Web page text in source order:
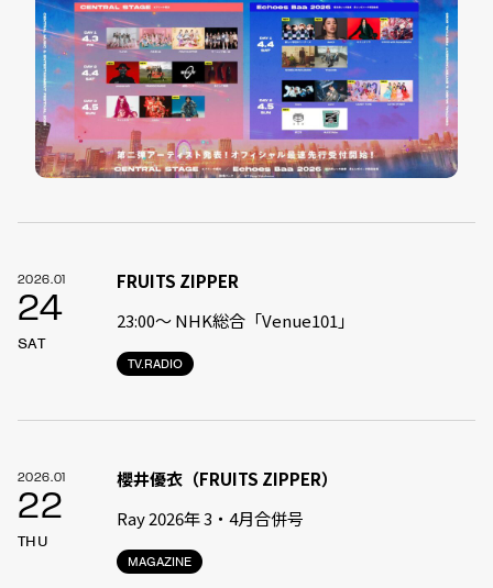
2026.01
24
SAT
TV.RADIO
FRUITS ZIPPER
23:00〜 NHK総合「Venue101」
2026.01
22
THU
MAGAZINE
櫻井優衣（FRUITS ZIPPER）
Ray 2026年 3・4月合併号